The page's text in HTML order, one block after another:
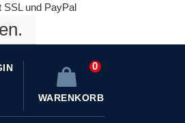
und PayPal
0
WARENKORB